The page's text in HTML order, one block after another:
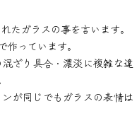
たガラスの事を言います。
っています。
ざり具合・濃淡に複雑な違
が同じでもガラスの表情は